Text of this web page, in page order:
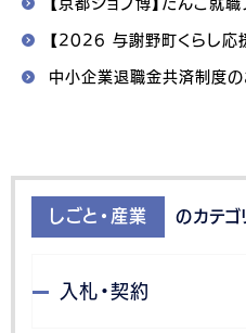
【京都ジョブ博】たんご就
【2026 与謝野町くらし応
中小企業退職金共済制度の
しごと・産業 のカテゴ
入札・契約